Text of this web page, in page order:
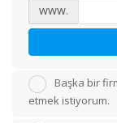
www.
Başka bir
etmek istiyorum.